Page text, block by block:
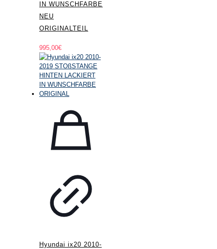
IN WUNSCHFARBE
NEU
ORIGINALTEIL
995,00€
Hyundai ix20 2010-